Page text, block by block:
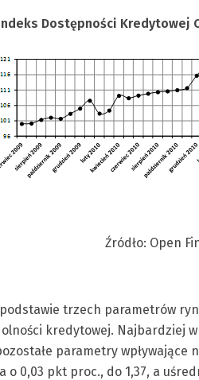
Dostępności Kredytowej
Źródło: Open
trzech parametrów
kredytowej. Najbardziej
parametry wpływające
o 0,03 pkt proc., do 1,37, a